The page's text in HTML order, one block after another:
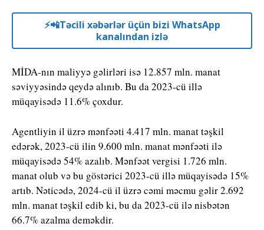
⚡️📲Təcili xəbərlər üçün bizi WhatsApp
kanalından izlə
MİDA-nın maliyyə gəlirləri isə 12.857 mln. manat
səviyyəsində qeydə alınıb. Bu da 2023-cü illə
müqayisədə 11.6% çoxdur.
Agentliyin il üzrə mənfəəti 4.417 mln. manat təşkil
edərək, 2023-cü ilin 9.600 mln. manat mənfəəti ilə
müqayisədə 54% azalıb. Mənfəət vergisi 1.726 mln.
manat olub və bu göstərici 2023-cü illə müqayisədə 15%
artıb. Nəticədə, 2024-cü il üzrə cəmi məcmu gəlir 2.692
mln. manat təşkil edib ki, bu da 2023-cü ilə nisbətən
66.7% azalma deməkdir.